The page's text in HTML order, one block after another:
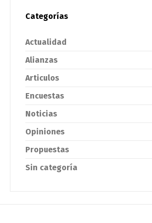
Categorías
Actualidad
Alianzas
Articulos
Encuestas
Noticias
Opiniones
Propuestas
Sin categoría